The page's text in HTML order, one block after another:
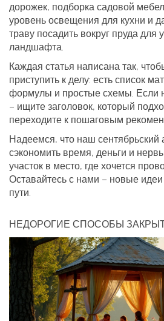
дорожек, подборка садовой
уровень освещения для кухни и
траву посадить вокруг пруда для
ландшафта.
Каждая статья написана так,
приступить к делу: есть список
формулы и простые схемы. Если
– ищите заголовок, который
переходите к пошаговым
Надеемся, что наш
сэкономить время, деньги и
участок в место, где хочется
Оставайтесь с нами – новые
пути.
НЕДОРОГИЕ СПОСОБЫ